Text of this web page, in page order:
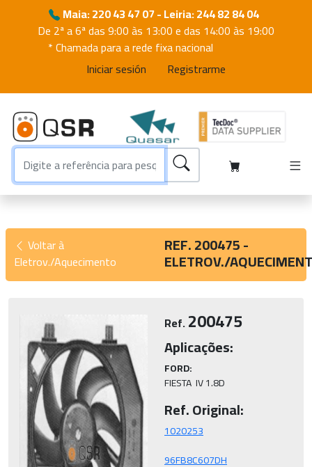
Maia: 220 43 47 07 - Leiria: 244 82 84 04
De 2ª a 6ª das 9:00 às 13:00 e das 14:00 às 19:00
* Chamada para a rede fixa nacional
Iniciar sesión
Registrarme
Voltar à
Eletrov./Aquecimento
REF. 200475 -
ELETROV./
Ref.200475
Aplicações:
FORD:
FIESTA  IV 1.8D
Ref. Original:
96FB8C607DH